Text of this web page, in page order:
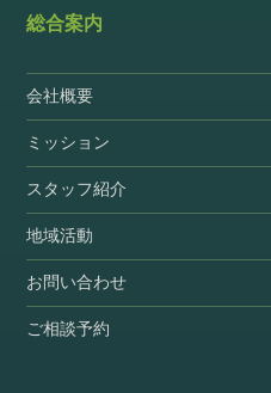
総合案内
会社概要
ミッション
スタッフ紹介
地域活動
お問い合わせ
ご相談予約